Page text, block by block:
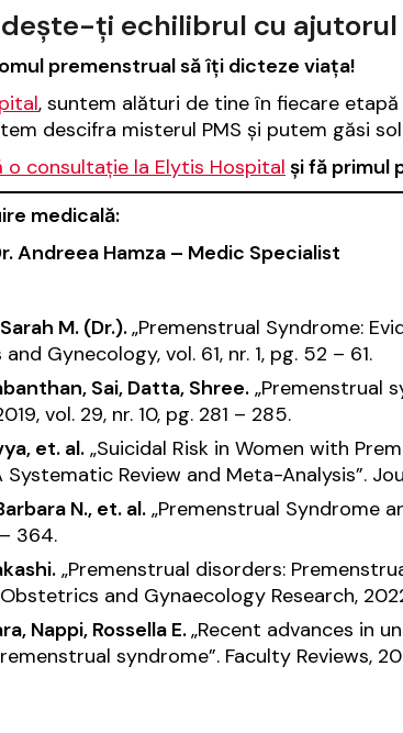
ți echilibrul cu
premenstrual să îți dicteze viața!
, suntem alături de tine în fiecare
descifra misterul PMS și putem găsi
o consultație la Elytis Hospital și fă primul
medicală:
Andreea Hamza – Medic Specialist
M. (Dr.).„Premenstrual Syndrome:
Gynecology, vol. 61, nr. 1, pg. 52 – 61.
Sai, Datta, Shree. „Premenstrual
vol. 29, nr. 10, pg. 281 – 285.
et. al. „Suicidal Risk in Women with
Systematic Review and Meta-Analysis”.
N., et. al. „Premenstrual Syndrome
364.
„Premenstrual disorders:
and Gynaecology Research,
Nappi, Rossella E.„Recent advances in
syndrome”. Faculty Reviews,